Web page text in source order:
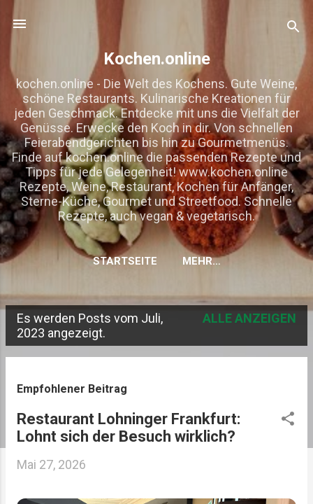
Direkt zum Hauptbereich
Kochen.online
kochen.online - Die Welt des Kochens. Gute Weine,
schöne Restaurants. Kulinarische Kreationen für
jeden Geschmack. Entdecke mit uns die Vielfalt der
Genüsse. Erwecke den Koch in dir. Von schnellen
Feierabendgerichten bis hin zu Gourmetmenüs.
Finde auf kochen.online die passenden Rezepte und
Tipps für jede Gelegenheit! www.kochen.online
Rezepte, Weine, Restaurant, Kochen für Anfänger,
Sterne-Küche, Gourmet und Streetfood. Schnelle
Rezepte, auch vegan & vegetarisch.
STARTSEITE MEHR…
P
o
Es werden Posts vom Juli,
2023 angezeigt.
ALLE ANZEIGEN
Empfohlener Beitrag
Restaurant Lohninger Frankfurt:
Lohnt sich der Besuch wirklich?
Mai 27, 2026